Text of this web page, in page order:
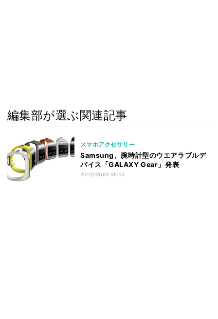
編集部が選ぶ関連記事
スマホアクセサリー
Samsung、腕時計型のウエアラブルデ
バイス「GALAXY Gear」発表
2013/09/05 05:15